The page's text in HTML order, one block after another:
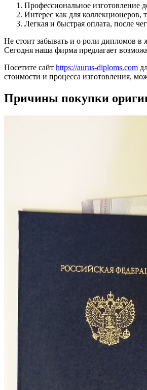
Профессиональное
Интерес как для коллекционеров,
Легкая и быстрая оплата, после
Не стоит забывать и о роли дипломов в
Сегодня наша фирма предлагает
Посетите сайт https://aurus-diploms.com
стоимости и процесса изготовления,
Причины покупки